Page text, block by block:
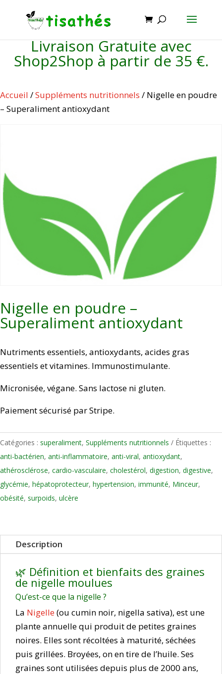
Livraison Gratuite avec
Shop2Shop à partir de 35 €.
Accueil /Suppléments nutritionnels / Nigelle en poudre
– Superaliment antioxydant
Nigelle en poudre –
Superaliment antioxydant
Nutriments essentiels, antioxydants, acides gras
essentiels et vitamines. Immunostimulante.
Micronisée, végane. Sans lactose ni gluten.
Paiement sécurisé par Stripe.
Catégories : superaliment, Suppléments nutritionnels
Étiquettes :
anti-bactérien, anti-inflammatoire, anti-viral, antioxydant,
athérosclérose, cardio-vasculaire, cholestérol, digestion, digestive,
glycémie, hépatoprotecteur, hypertension, immunité, Minceur,
obésité, surpoids, ulcère
Description
🌿 Définition et bienfaits des graines
de nigelle moulues
Qu’est-ce que la nigelle ?
La Nigelle(ou cumin noir, nigella sativa), est une
plante annuelle qui produit de petites graines
noires. Elles sont récoltées à maturité, séchées
puis grillées. Broyées, on en tire de l’huile. Ses
graines sont utilisées depuis plus de 2000 ans,